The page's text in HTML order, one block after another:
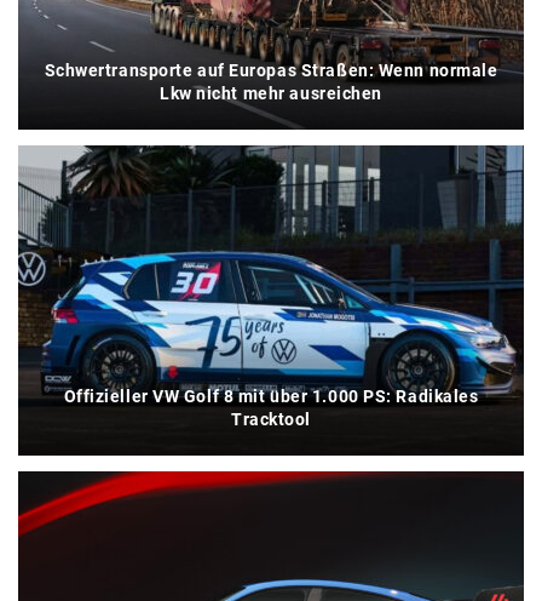
Schwertransporte auf Europas Straßen: Wenn normale
Lkw nicht mehr ausreichen
Offizieller VW Golf 8 mit über 1.000 PS: Radikales
Tracktool